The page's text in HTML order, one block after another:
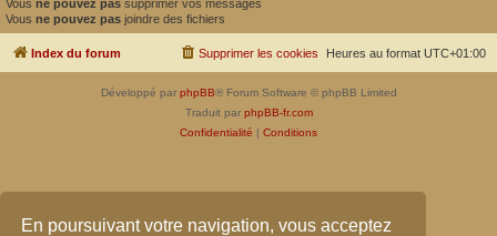
En poursuivant votre navigation, vous acceptez
Vous ne pouvez pas supprimer vos messages
Vous ne pouvez pas joindre des fichiers
Index du forum Heures au format UTC+01:00
Supprimer les cookies
Développé par phpBB® Forum Software © phpBB Limited
Traduit par phpBB-fr.com
Confidentialité | Conditions